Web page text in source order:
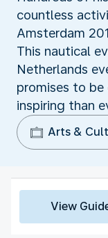
countless
Amsterdam
This nautical
Netherlands
promises to be
inspiring than
Arts &
View